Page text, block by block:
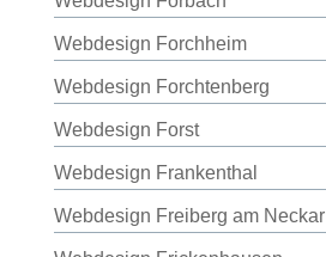
Webdesign Forchheim
Webdesign Forchtenberg
Webdesign Forst
Webdesign Frankenthal
Webdesign Freiberg am Neckar